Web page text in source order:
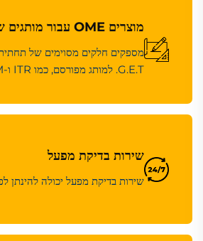
מוצרים OME עבור מותגים שונים
G.E.T. למותג מפורסם, כמו ITR ו-ITM וכו'.
שירות בדיקת מפעל
שירות בדיקת מפעל יכולה להינתן